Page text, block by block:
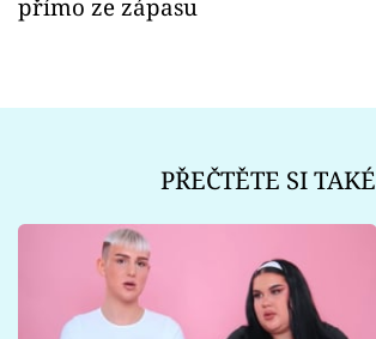
přímo ze zápasu
PŘEČTĚTE SI TAKÉ